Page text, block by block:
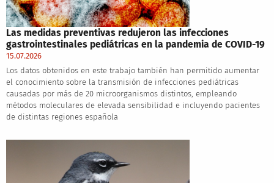
Las medidas preventivas redujeron las infecciones
gastrointestinales pediátricas en la pandemia de COVID-19
15.07.2026
Los datos obtenidos en este trabajo también han permitido aumentar
el conocimiento sobre la transmisión de infecciones pediátricas
causadas por más de 20 microorganismos distintos, empleando
métodos moleculares de elevada sensibilidad e incluyendo pacientes
de distintas regiones española